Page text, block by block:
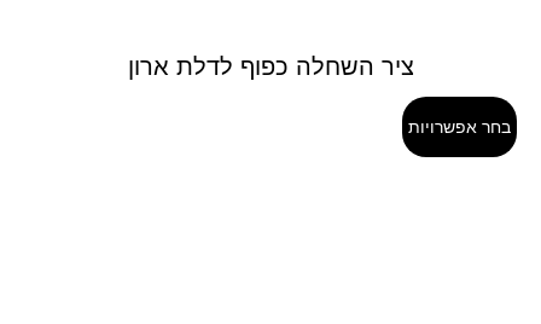
ציר השחלה כפוף לדלת ארון
בחר אפשרויות